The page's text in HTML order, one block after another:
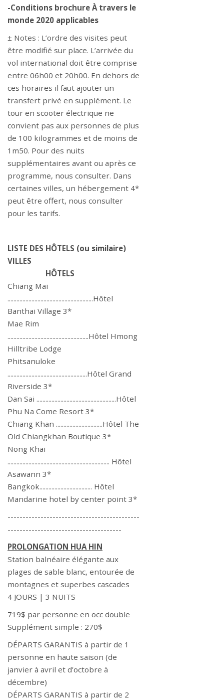
-Conditions brochure À travers le
monde 2020 applicables
± Notes : L’ordre des visites peut
être modifié sur place. L’arrivée du
vol international doit être comprise
entre 06h00 et 20h00. En dehors de
ces horaires il faut ajouter un
transfert privé en supplément. Le
tour en scooter électrique ne
convient pas aux personnes de plus
de 100 kilogrammes et de moins de
1m50. Pour des nuits
supplémentaires avant ou après ce
programme, nous consulter. Dans
certaines villes, un hébergement 4*
peut être offert, nous consulter
pour les tarifs.
LISTE DES HÔTELS (ou similaire)
VILLES
HÔTELS
Chiang Mai
.........................................................Hôtel
Banthai Village 3*
Mae Rim
......................................................Hôtel Hmong
Hilltribe Lodge
Phitsanuloke
.....................................................Hôtel Grand
Riverside 3*
Dan Sai .....................................................Hôtel
Phu Na Come Resort 3*
Chiang Khan ...............................Hôtel The
Old Chiangkhan Boutique 3*
Nong Khai
.................................................................... Hôtel
Asawann 3*
Bangkok................................... Hôtel
Mandarine hotel by center point 3*
--------------------------------------------
--------------------------------------
PROLONGATION HUA HIN
Station balnéaire élégante aux
plages de sable blanc, entourée de
montagnes et superbes cascades
4 JOURS | 3 NUITS
719$ par personne en occ double
Supplément simple : 270$
DÉPARTS GARANTIS à partir de 1
personne en haute saison (de
janvier à avril et d’octobre à
décembre)
DÉPARTS GARANTIS à partir de 2